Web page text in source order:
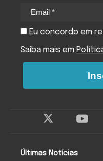
Últimas Notícias
Eu concordo em
Saiba mais em